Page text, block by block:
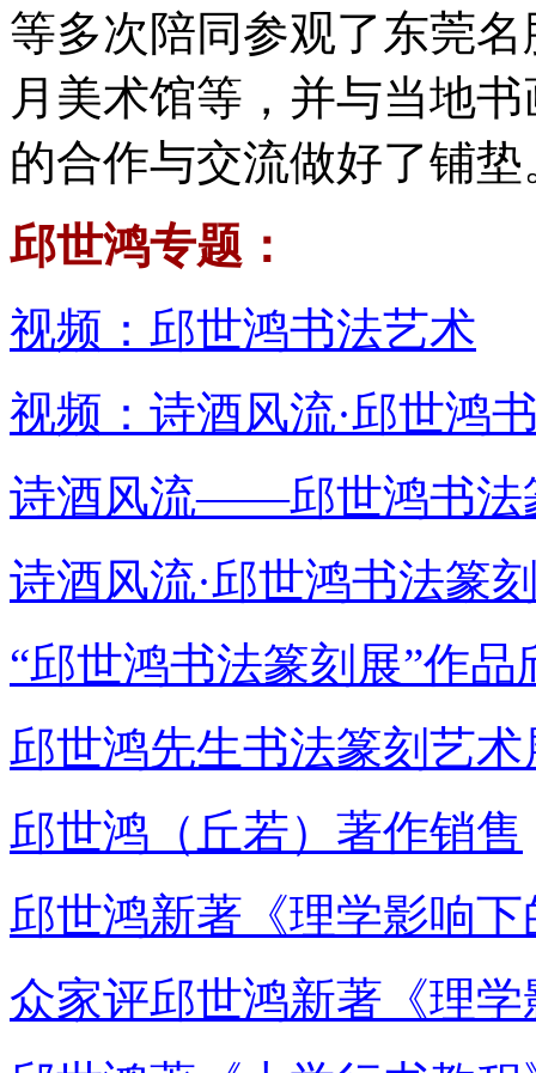
等多次陪同参观了东莞
月美术馆等，并与当地
的合作与交流做好了铺垫
邱世鸿专题：
视频：邱世鸿书法艺术
视频：诗酒风流·邱世鸿
诗酒风流——邱世鸿书法
诗酒风流·邱世鸿书法篆
“邱世鸿书法篆刻展”作品
邱世鸿先生书法篆刻艺术
邱世鸿（丘若）著作销售
邱世鸿新著《理学影响
众家评邱世鸿新著《理